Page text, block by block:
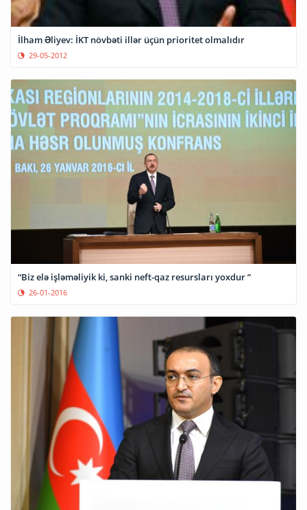
İlham Əliyev: İKT növbəti illər üçün prioritet olmalıdır
29-05-2012
“Biz elə işləməliyik ki, sanki neft-qaz resursları yoxdur ”
26-01-2016